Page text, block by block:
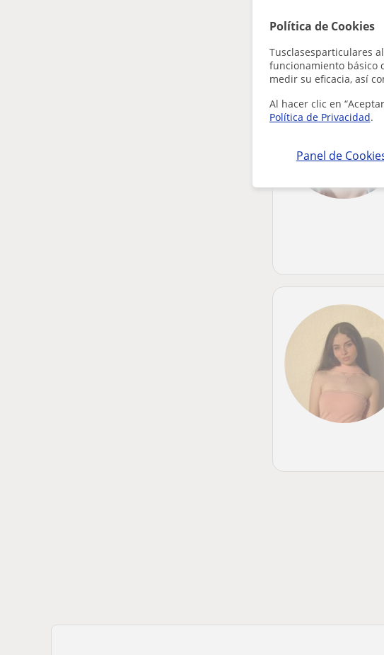
Política de Cookies
Tusclasesparticulares
funcionamiento básico
medir su eficacia, así
Al hacer clic en
Política de Privacidad.
Panel de